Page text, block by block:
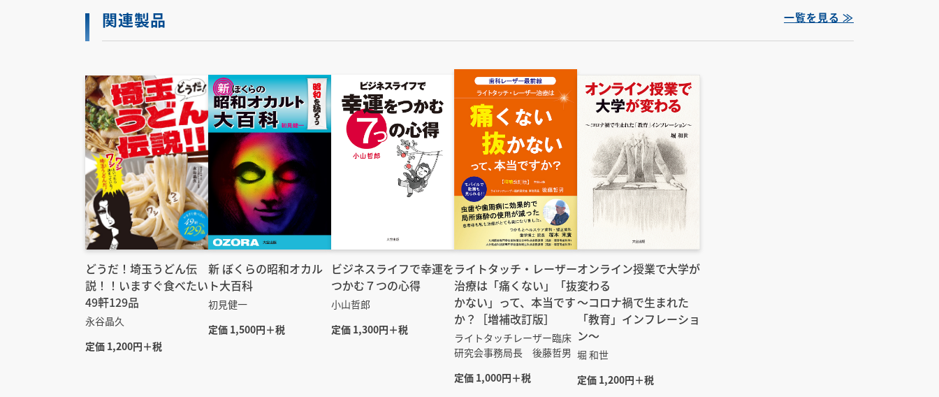
関連製品 一覧を見る ≫
どうだ！埼玉うどん伝
説！！いますぐ食べたい
49軒129品
永谷晶久
定価 1,200円＋税
新 ぼくらの昭和オカル
ト大百科
初見健一
定価 1,500円＋税
ビジネスライフで幸運を
つかむ７つの心得
小山哲郎
定価 1,300円＋税
ライトタッチ・レーザー
治療は「痛くない」「抜
かない」って、本当です
か？［増補改訂版］
ライトタッチレーザー臨床
研究会事務局長 後藤哲男
定価 1,000円＋税
オンライン授業で大学が
変わる
～コロナ禍で生まれた
「教育」インフレーショ
ン～
堀 和世
定価 1,200円＋税